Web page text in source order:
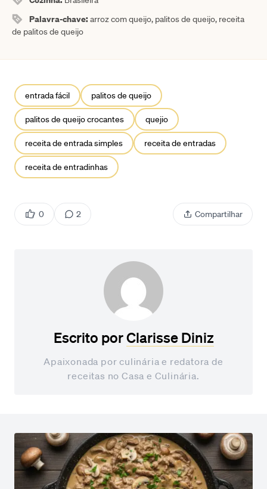
Palavra-chave:arroz com queijo, palitos de queijo, receita
de palitos de queijo
entrada fácil palitos de queijo
palitos de queijo crocantes quejio
receita de entrada simples receita de entradas
receita de entradinhas
0 2 Compartilhar
Escrito porClarisse Diniz
Apaixonada por culinária e redatora de
receitas no Casa e Culinária.